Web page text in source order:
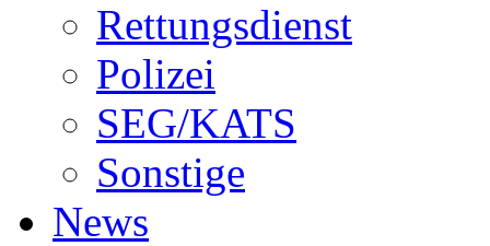
Rettungsdienst
Polizei
SEG/KATS
Sonstige
News